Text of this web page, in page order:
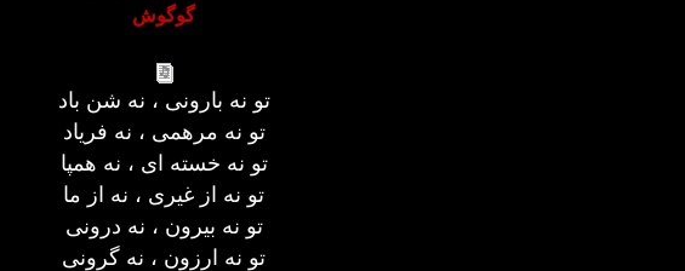
گوگوش
تو نه بارونی ، نه شن باد
تو نه مرهمی ، نه فریاد
تو نه خسته ای ، نه همپا
تو نه از غیری ، نه از ما
تو نه بیرون ، نه درونی
تو نه ارزون ، نه گرونی